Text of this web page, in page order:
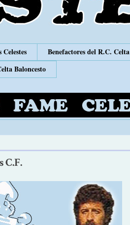
Celestes Benefactores del R.C. Celta
Baloncesto
C.F.